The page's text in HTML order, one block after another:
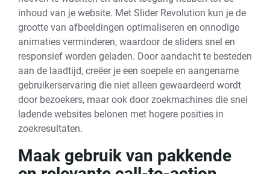
inhoud van je website. Met Slider Revolution kun je de
grootte van afbeeldingen optimaliseren en onnodige
animaties verminderen, waardoor de sliders snel en
responsief worden geladen. Door aandacht te besteden
aan de laadtijd, creëer je een soepele en aangename
gebruikerservaring die niet alleen gewaardeerd wordt
door bezoekers, maar ook door zoekmachines die snel
ladende websites belonen met hogere posities in
zoekresultaten.
Maak gebruik van pakkende